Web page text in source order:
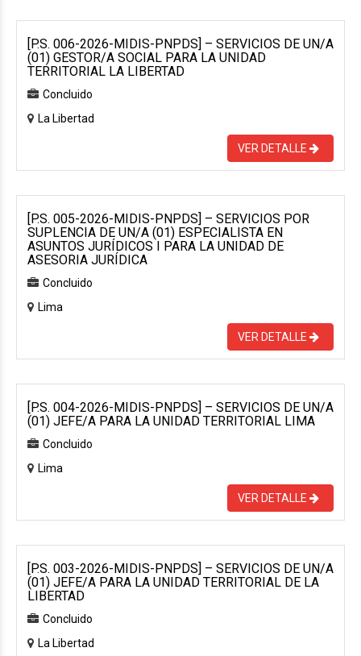
[P.S. 006-2026-MIDIS-PNPDS] – SERVICIOS DE UN/A
(01) GESTOR/A SOCIAL PARA LA UNIDAD
TERRITORIAL LA LIBERTAD
Concluido
La Libertad
VER DETALLE
[P.S. 005-2026-MIDIS-PNPDS] – SERVICIOS POR
SUPLENCIA DE UN/A (01) ESPECIALISTA EN
ASUNTOS JURÍDICOS I PARA LA UNIDAD DE
ASESORIA JURÍDICA
Concluido
Lima
VER DETALLE
[P.S. 004-2026-MIDIS-PNPDS] – SERVICIOS DE UN/A
(01) JEFE/A PARA LA UNIDAD TERRITORIAL LIMA
Concluido
Lima
VER DETALLE
[P.S. 003-2026-MIDIS-PNPDS] – SERVICIOS DE UN/A
(01) JEFE/A PARA LA UNIDAD TERRITORIAL DE LA
LIBERTAD
Concluido
La Libertad